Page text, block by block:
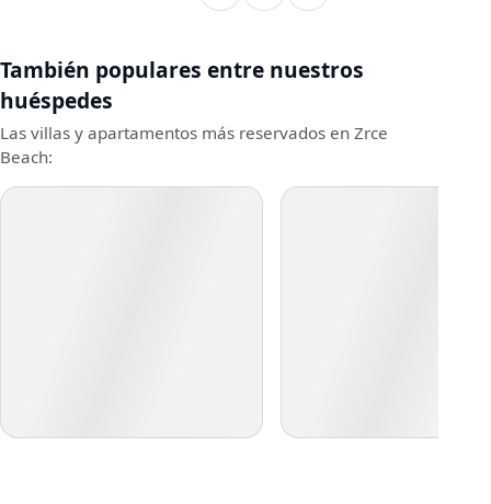
También populares entre nuestros
huéspedes
Las villas y apartamentos más reservados en Zrce
Beach: